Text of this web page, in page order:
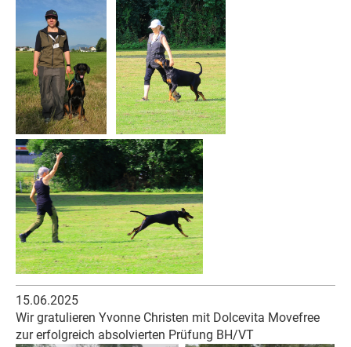
15.06.2025
Wir gratulieren Yvonne Christen mit Dolcevita Movefree
zur erfolgreich absolvierten Prüfung BH/VT